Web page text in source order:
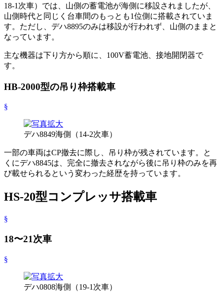
18-1次車）では、山側の蓄電池が海側に移設されましたが、
山側時代と同じく台車間のもっとも1位側に搭載されていま
す。ただし、デハ8895のみは移設が行われず、山側のままと
なっています。
主な機器は下り方から順に、100V蓄電池、接地開閉器で
す。
HB-2000型の吊り枠搭載車
§
デハ8849海側（14-2次車）
一部の車両はCP撤去に際し、吊り枠が残されています。と
くにデハ8845は、完全に撤去されながら後に吊り枠のみを再
び載せられるという変わった経歴を持っています。
HS-20型コンプレッサ搭載車
§
18〜21次車
§
デハ0808海側（19-1次車）